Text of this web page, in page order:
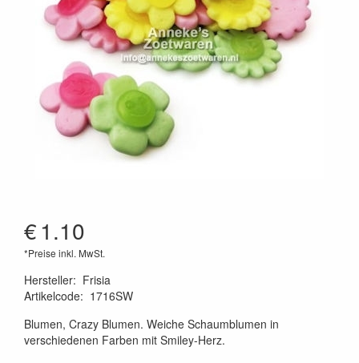
€1.10
*Preise inkl. MwSt.
Hersteller: Frisia
Artikelcode: 1716SW
Blumen, Crazy Blumen. Weiche Schaumblumen in
verschiedenen Farben mit Smiley-Herz.